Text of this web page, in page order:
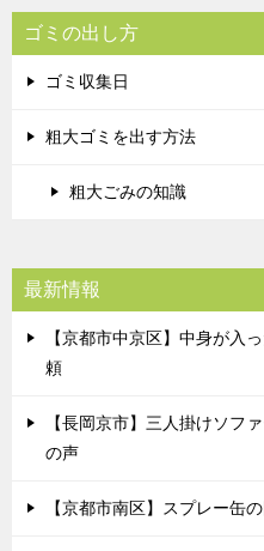
ゴミの出し方
ゴミ収集日
粗大ゴミを出す方法
粗大ごみの知識
最新情報
【京都市中京区】中身が入
頼
【長岡京市】三人掛けソフ
の声
【京都市南区】スプレー